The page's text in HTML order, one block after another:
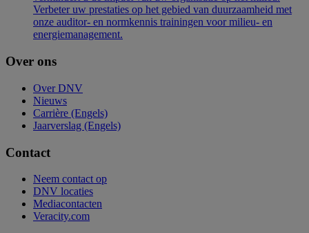
Verbeter uw prestaties op het gebied van duurzaamheid met
onze auditor- en normkennis trainingen voor milieu- en
energiemanagement.
Over ons
Over DNV
Nieuws
Carrière (Engels)
Jaarverslag (Engels)
Contact
Neem contact op
DNV locaties
Mediacontacten
Veracity.com